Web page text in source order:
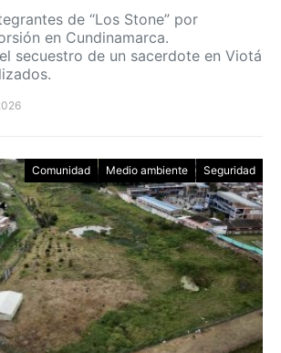
de “Los Stone” por
en Cundinamarca.
secuestro de un sacerdote en Viotá
Comunidad Medio ambiente Seguridad